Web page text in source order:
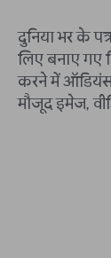
दुनिया भर के
लिए बनाए गए
करने में ऑडियंस
मौजूद इमेज,